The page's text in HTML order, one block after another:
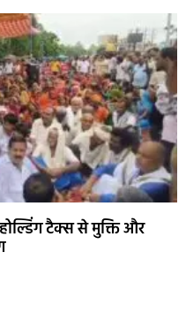
होल्डिंग टैक्स से मुक्ति और